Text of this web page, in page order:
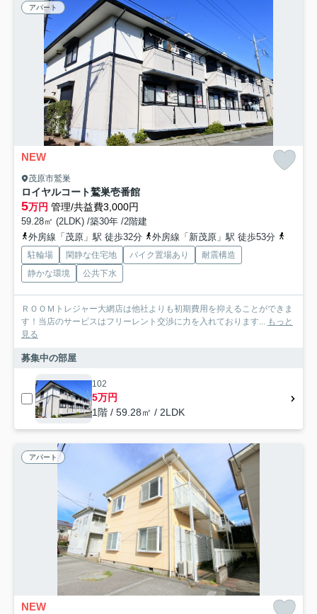
アパート
NEW
茂原市鷲巣
ロイヤルコート鷲巣壱番館
5万円 管理/共益費3,000円
59.28㎡ (2LDK) /築30年 /2階建
外房線「茂原」駅 徒歩32分
外房線「新茂原」駅 徒歩53分
駐輪場 閑静な住宅地 バイク置場あり
耐震構造
静かな環境
公共下水
ＲＯＯＭトレジャー大網店は他社よりも初期費用を抑えることができま
す！当店のサービスはフリーレント交渉に力を入れております... もっと
見る
募集中の部屋
102
5万円
1階 / 59.28㎡ / 2LDK
アパート
NEW